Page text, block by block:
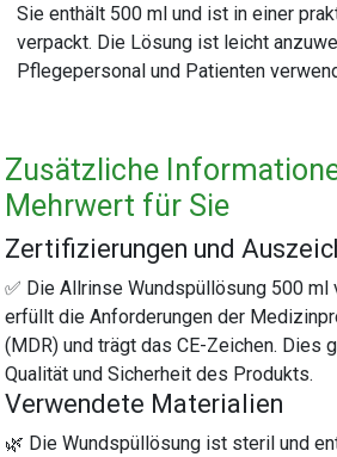
Sie enthält 500 ml und ist in einer
verpackt. Die Lösung ist leicht
Pflegepersonal und Patienten
Zusätzliche
Mehrwert für Sie
Zertifizierungen und
✅ Die Allrinse Wundspüllösung 500 ml
erfüllt die Anforderungen der
(MDR) und trägt das CE-Zeichen. Dies
Qualität und Sicherheit des Produkts.
Verwendete Materialien
🌿 Die Wundspüllösung ist steril und